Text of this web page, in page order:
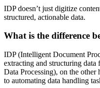
IDP doesn’t just digitize
structured, actionable data.
What is the difference
IDP (Intelligent Document
extracting and structuring
Data Processing), on the other
to automating data handling